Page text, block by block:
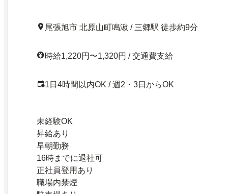
尾張旭市 北原山町鳴湫 / 三郷駅 徒歩約9分
時給1,220円〜1,320円 / 交通費支給
1日4時間以内OK / 週2・3日からOK
未経験OK
昇給あり
早朝勤務
16時までに退社可
正社員登用あり
職場内禁煙